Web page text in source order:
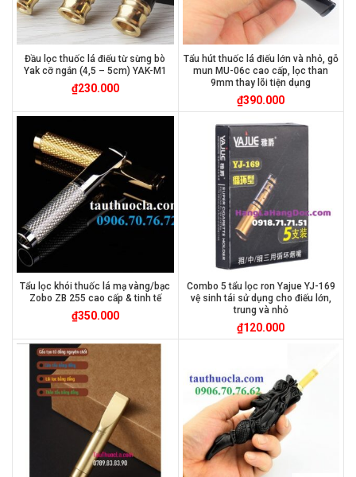
Đầu lọc thuốc lá điếu từ sừng bò
Yak cỡ ngắn (4,5 – 5cm) YAK-M1
₫230.000
Tẩu hút thuốc lá điếu lớn và nhỏ, gỗ
mun MU-06c cao cấp, lọc than
9mm thay lõi tiện dụng
₫390.000
Tẩu lọc khói thuốc lá mạ vàng/bạc
Zobo ZB 255 cao cấp & tinh tế
₫350.000
Combo 5 tẩu lọc ron Yajue YJ-169
vệ sinh tái sử dụng cho điếu lớn,
trung và nhỏ
₫120.000